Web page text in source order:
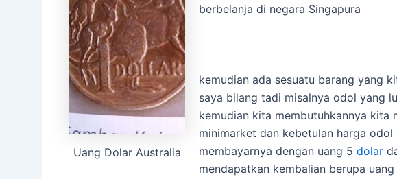
Uang Dolar Australia
berbelanja di negara Singapura
kemudian ada sesuatu barang yang
saya bilang tadi misalnya odol yang
kemudian kita membutuhkannya kita
minimarket dan kebetulan harga
membayarnya dengan uang 5 dolar
mendapatkan kembalian berupa uang